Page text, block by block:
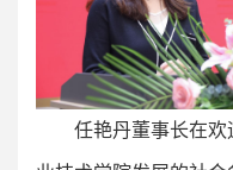
任艳丹董事长在